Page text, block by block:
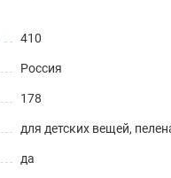
410
Россия
178
для детских вещей,
да